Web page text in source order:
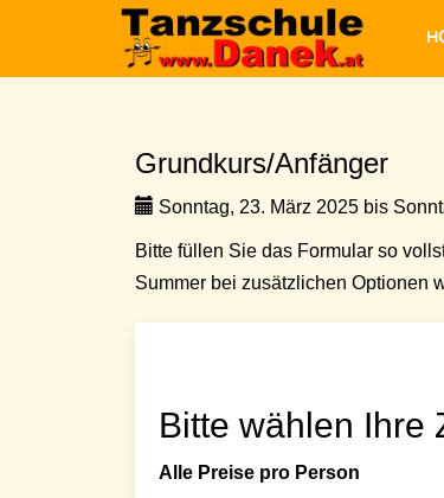
Grundkurs/Anfänger
Sonntag, 23. März 2025 bis
Bitte füllen Sie das Formular so
Summer bei zusätzlichen Optionen
Bitte wählen Ihre
Alle Preise pro Person